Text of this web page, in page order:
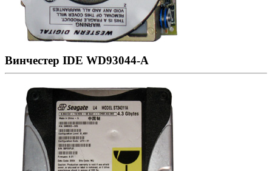
Винчестер IDE WD93044-A